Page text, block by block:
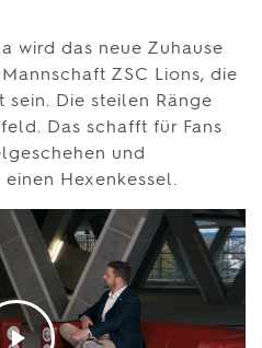
wird das neue Zuhause
ZSC Lions, die
sein. Die steilen Ränge
Das schafft für Fans
und
Hexenkessel.